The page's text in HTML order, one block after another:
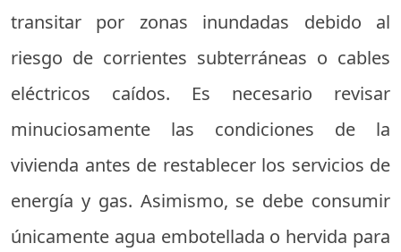
transitar por zonas inundadas debido al
riesgo de corrientes subterráneas o cables
eléctricos caídos. Es necesario revisar
minuciosamente las condiciones de la
vivienda antes de restablecer los servicios de
energía y gas. Asimismo, se debe consumir
únicamente agua embotellada o hervida para